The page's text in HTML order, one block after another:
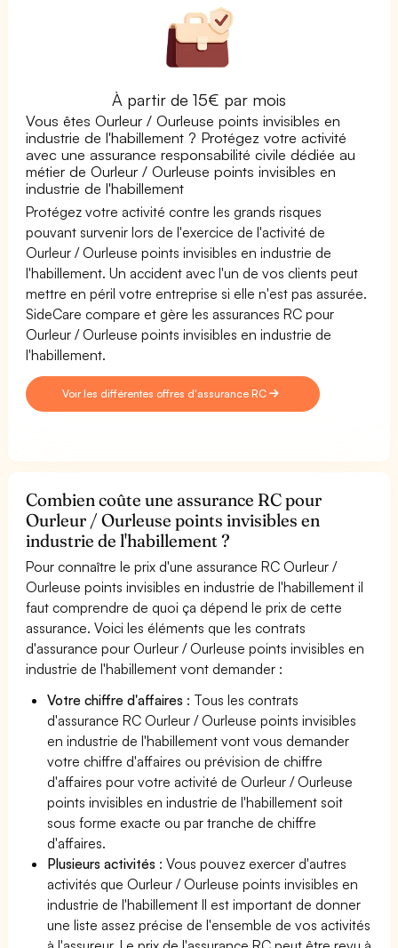
À partir de 15€ par mois
Vous êtes Ourleur / Ourleuse points invisibles en
industrie de l'habillement ? Protégez votre activité
avec une assurance responsabilité civile dédiée au
métier de Ourleur / Ourleuse points invisibles en
industrie de l'habillement
Protégez votre activité contre les grands risques
pouvant survenir lors de l'exercice de l'activité de
Ourleur / Ourleuse points invisibles en industrie de
l'habillement. Un accident avec l'un de vos clients peut
mettre en péril votre entreprise si elle n'est pas assurée.
SideCare compare et gère les assurances RC pour
Ourleur / Ourleuse points invisibles en industrie de
l'habillement.
Voir les différentes offres d'assurance RC
Combien coûte une assurance RC pour
Ourleur / Ourleuse points invisibles en
industrie de l'habillement ?
Pour connaître le prix d'une assurance RC Ourleur /
Ourleuse points invisibles en industrie de l'habillement il
faut comprendre de quoi ça dépend le prix de cette
assurance. Voici les éléments que les contrats
d'assurance pour Ourleur / Ourleuse points invisibles en
industrie de l'habillement vont demander :
Votre chiffre d'affaires : Tous les contrats
d'assurance RC Ourleur / Ourleuse points invisibles
en industrie de l'habillement vont vous demander
votre chiffre d'affaires ou prévision de chiffre
d'affaires pour votre activité de Ourleur / Ourleuse
points invisibles en industrie de l'habillement soit
sous forme exacte ou par tranche de chiffre
d'affaires.
Plusieurs activités : Vous pouvez exercer d'autres
activités que Ourleur / Ourleuse points invisibles en
industrie de l'habillement Il est important de donner
une liste assez précise de l'ensemble de vos activités